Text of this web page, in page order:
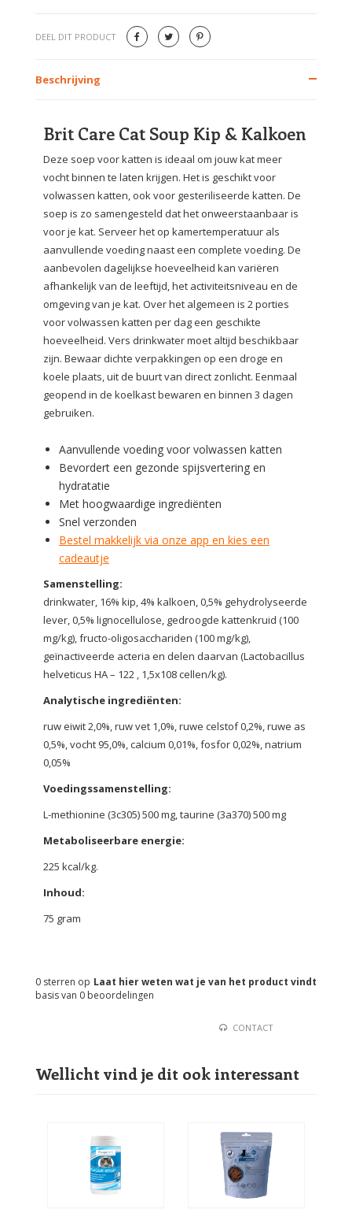
DEEL DIT PRODUCT
Beschrijving
Brit Care Cat Soup Kip & Kalkoen
Deze soep voor katten is ideaal om jouw kat meer
vocht binnen te laten krijgen. Het is geschikt voor
volwassen katten, ook voor gesteriliseerde katten. De
soep is zo samengesteld dat het onweerstaanbaar is
voor je kat. Serveer het op kamertemperatuur als
aanvullende voeding naast een complete voeding. De
aanbevolen dagelijkse hoeveelheid kan variëren
afhankelijk van de leeftijd, het activiteitsniveau en de
omgeving van je kat. Over het algemeen is 2 porties
voor volwassen katten per dag een geschikte
hoeveelheid. Vers drinkwater moet altijd beschikbaar
zijn. Bewaar dichte verpakkingen op een droge en
koele plaats, uit de buurt van direct zonlicht. Eenmaal
geopend in de koelkast bewaren en binnen 3 dagen
gebruiken.
Aanvullende voeding voor volwassen katten
Bevordert een gezonde spijsvertering en
hydratatie
Met hoogwaardige ingrediënten
Snel verzonden
Bestel makkelijk via onze app en kies een
cadeautje
Samenstelling:
drinkwater, 16% kip, 4% kalkoen, 0,5% gehydrolyseerde
lever, 0,5% lignocellulose, gedroogde kattenkruid (100
mg/kg), fructo-oligosacchariden (100 mg/kg),
geïnactiveerde acteria en delen daarvan (Lactobacillus
helveticus HA – 122 , 1,5x108 cellen/kg).
Analytische ingrediënten:
ruw eiwit 2,0%, ruw vet 1,0%, ruwe celstof 0,2%, ruwe as
0,5%, vocht 95,0%, calcium 0,01%, fosfor 0,02%, natrium
0,05%
Voedingssamenstelling:
L-methionine (3c305) 500 mg, taurine (3a370) 500 mg
Metaboliseerbare energie:
225 kcal/kg.
Inhoud:
75 gram
Laat hier weten wat je van het product vindt
0 sterren op
basis van 0 beoordelingen
CONTACT
Wellicht vind je dit ook interessant